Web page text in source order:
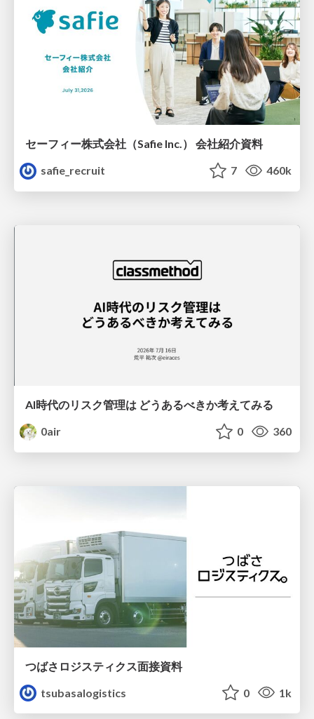
セーフィー株式会社（Safie Inc.） 会社紹介資料
safie_recruit
7 460k
AI時代のリスク管理は どうあるべきか考えてみる
0air
0 360
つばさロジスティクス面接資料
tsubasalogistics
0 1k